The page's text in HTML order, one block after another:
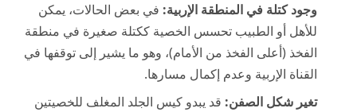
وجود كتلة في المنطقة الإربية: في بعض الحالات، يمكن
للأهل أو الطبيب تحسس الخصية ككتلة صغيرة في منطقة
الفخذ (أعلى الفخذ من الأمام)، وهو ما يشير إلى توقفها في
القناة الإربية وعدم إكمال مسارها.
تغير شكل الصفن: قد يبدو كيس الجلد المغلف للخصيتين